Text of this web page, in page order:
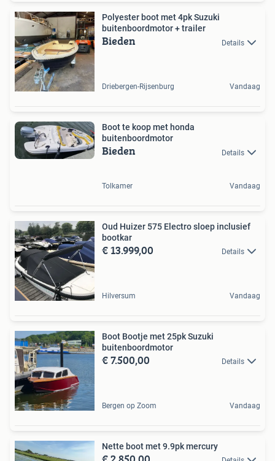
Polyester boot met 4pk Suzuki
buitenboordmotor + trailer
Bieden Details
Driebergen-Rijsenburg Vandaag
Boot te koop met honda
buitenboordmotor
Bieden Details
Tolkamer Vandaag
Oud Huizer 575 Electro sloep inclusief
bootkar
€ 13.999,00 Details
Hilversum Vandaag
Boot Bootje met 25pk Suzuki
buitenboordmotor
€ 7.500,00 Details
Bergen op Zoom Vandaag
Nette boot met 9.9pk mercury